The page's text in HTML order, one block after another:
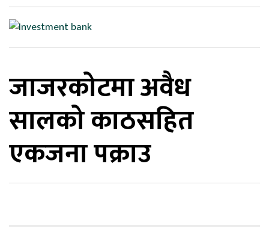
जाजरकोटमा अवैध
सालको काठसहित
एकजना पक्राउ